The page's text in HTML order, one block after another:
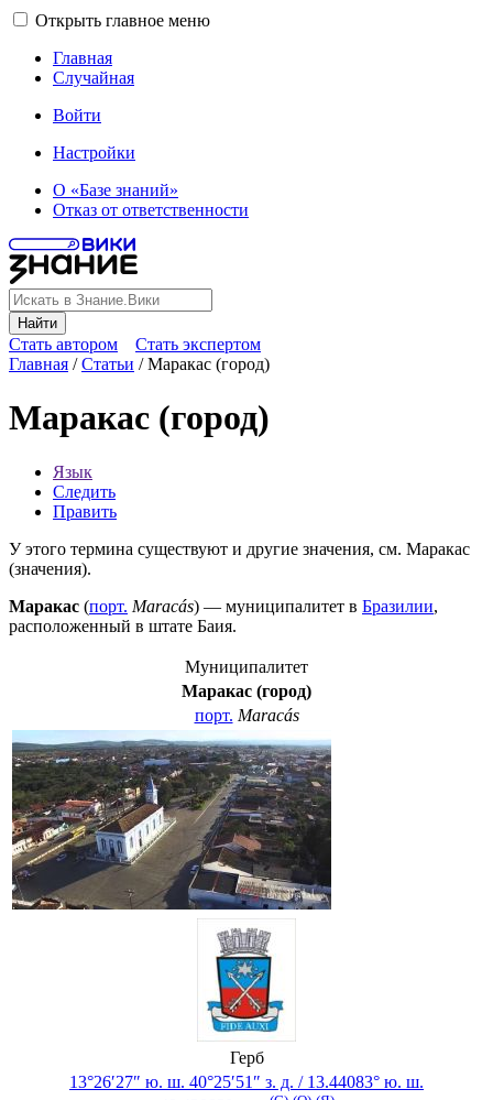
Открыть главное меню
Главная
Случайная
Войти
Настройки
О «Базе знаний»
Отказ от ответственности
Найти
Стать автором
Стать экспертом
Главная /Статьи /Маракас (город)
Маракас (город)
Язык
Следить
Править
У этого термина существуют и другие значения, см. Маракас
(значения).
Маракас (порт. Maracás) — муниципалитет в Бразилии,
расположенный в штате Баия.
Муниципалитет
Маракас (город)
порт. Maracás
Герб
13°26′27″ ю. ш. 40°25′51″ з. д. / 13.44083° ю. ш.